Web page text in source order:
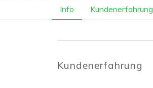
Info Kundenerfahrung
Kundenerfahrung